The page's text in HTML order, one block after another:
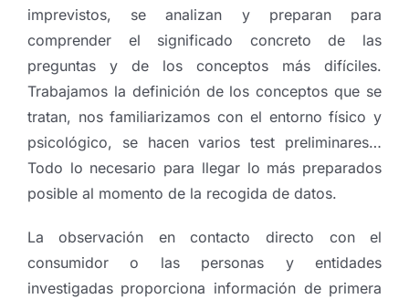
imprevistos, se analizan y preparan para
comprender el significado concreto de las
preguntas y de los conceptos más difíciles.
Trabajamos la definición de los conceptos que se
tratan, nos familiarizamos con el entorno físico y
psicológico, se hacen varios test preliminares…
Todo lo necesario para llegar lo más preparados
posible al momento de la recogida de datos.
La observación en contacto directo con el
consumidor o las personas y entidades
investigadas proporciona información de primera